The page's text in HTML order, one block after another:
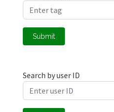
Submit
Search by user ID